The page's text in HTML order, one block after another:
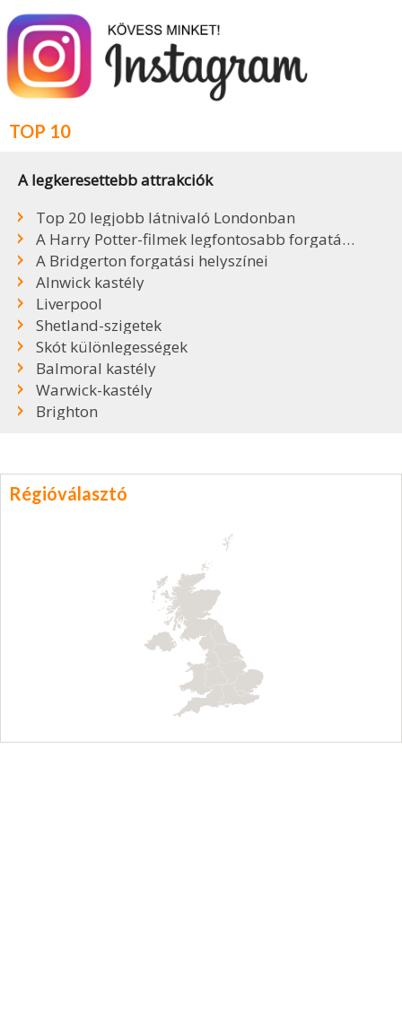
TOP 10
A legkeresettebb attrakciók
Top 20 legjobb látnivaló Londonban
A Harry Potter-filmek legfontosabb forgatási helyszínei
A Bridgerton forgatási helyszínei
Alnwick kastély
Liverpool
Shetland-szigetek
Skót különlegességek
Balmoral kastély
Warwick-kastély
Brighton
Régióválasztó